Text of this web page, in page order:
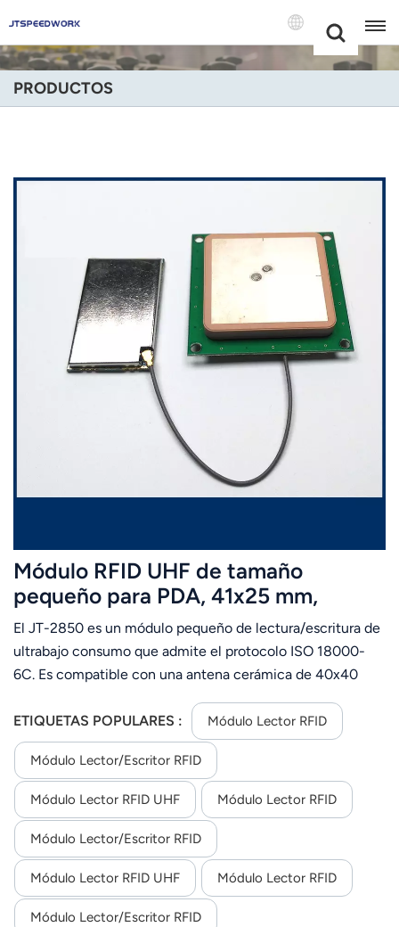
+86 -18681515767
English
Português
日语
Türk
Ελληνικά
Melayu
Polski
Tiếng Việt
norsk
magyar
PRODUCTOS
Módulo RFID UHF de tamaño
pequeño para PDA, 41x25 mm,
ISO18000 6C, 0-100 cm, 0-100 cm
El JT-2850 es un módulo pequeño de lectura/escritura de
ultrabajo consumo que admite el protocolo ISO 18000-
6C. Es compatible con una antena cerámica de 40x40
medido puede alcanzar los 60~80 cm.Se puede integrar
fácilmente en terminales portátiles como tabletas y PDA
para habilitar la función de expansión RFID de dichos
dispositivos, y se utiliza ampliamente en otros campos
como la gestión logística, la inspección de calidad de
productos, la gestión de personal, etc.
ETIQUETAS POPULARES : Módulo Lector RFID
Módulo Lector/escritor RFID
Módulo Lector RFID UHF Módulo Lector RFID
Módulo Lector/escritor RFID
Módulo Lector RFID UHF Módulo Lector RFID
Módulo Lector/escritor RFID